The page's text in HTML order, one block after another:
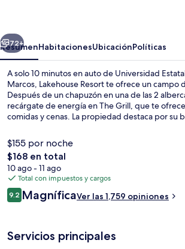
Siguiente
72+
ResumenHabitacionesUbicaciónPolíticas
A solo 10 minutos en auto de Universidad
Marcos, Lakehouse Resort te ofrece un campo
Después de un chapuzón en una de las 2
recárgate de energía en The Grill, que te
comidas y cenas. La propiedad destaca por su
maravillas de las amenidades y características
personal amable.
$155 por noche
El
precio
total
es
de
$168 en total
10 ago - 11 ago
Total con impuestos y cargos
Opiniones
9.29.2 de 10,
MagníficaVer las 1,759 opiniones
Servicios principales